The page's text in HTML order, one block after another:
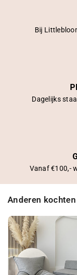
Bij
Dagelijks
Vanaf €100,-
Anderen